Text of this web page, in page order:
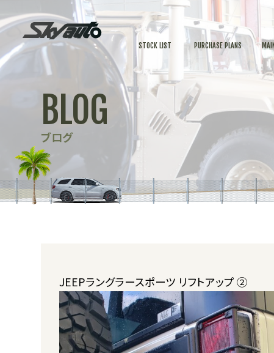
STOCK LIST PURCHASE PLANS
BLOG
ブログ
JEEPラングラースポーツ リフトアップ ②